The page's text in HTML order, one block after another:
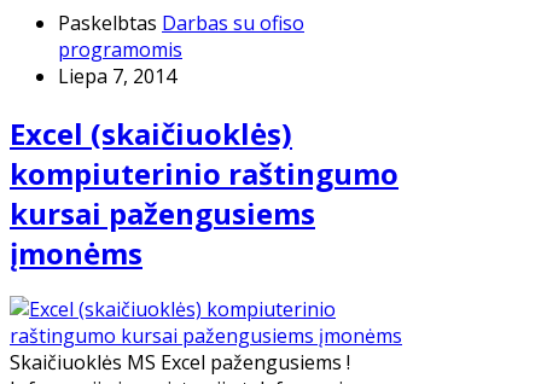
Paskelbtas Darbas su ofiso
programomis
Liepa 7, 2014
Excel (skaičiuoklės)
kompiuterinio raštingumo
kursai pažengusiems
įmonėms
Skaičiuoklės MS Excel pažengusiems !